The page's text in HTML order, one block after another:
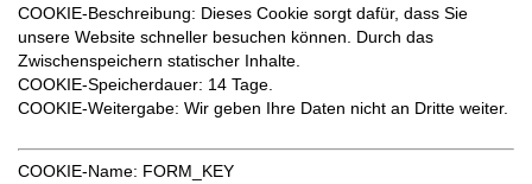
COOKIE-Beschreibung: Dieses Cookie sorgt dafür, dass Sie
unsere Website schneller besuchen können. Durch das
Zwischenspeichern statischer Inhalte.
COOKIE-Speicherdauer: 14 Tage.
COOKIE-Weitergabe: Wir geben Ihre Daten nicht an Dritte weiter.
COOKIE-Name: FORM_KEY